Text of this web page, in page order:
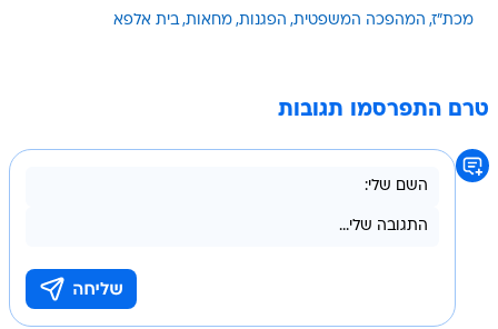
מכת"ז המהפכה המשפטית הפגנות מחאות בית אלפא
טרם התפרסמו תגובות